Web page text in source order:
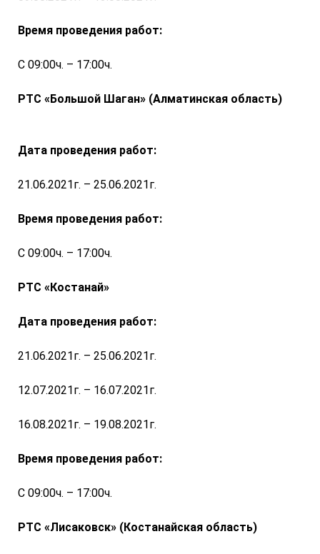
Время проведения работ:
С 09:00ч. – 17:00ч.
РТС «Большой Шаган» (Алматинская область)
Дата проведения работ:
21.06.2021г. – 25.06.2021г.
Время проведения работ:
С 09:00ч. – 17:00ч.
РТС «Костанай»
Дата проведения работ:
21.06.2021г. – 25.06.2021г.
12.07.2021г. – 16.07.2021г.
16.08.2021г. – 19.08.2021г.
Время проведения работ:
С 09:00ч. – 17:00ч.
РТС «Лисаковск» (Костанайская область)